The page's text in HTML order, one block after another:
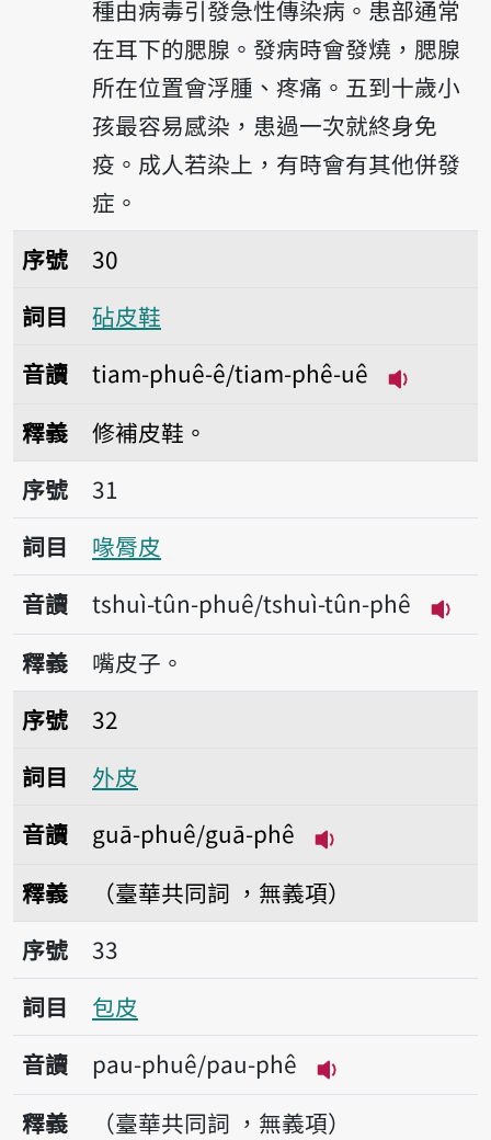
種由病毒引發急性傳染病。患部通常
在耳下的腮腺。發病時會發燒，腮腺
所在位置會浮腫、疼痛。五到十歲小
孩最容易感染，患過一次就終身免
疫。成人若染上，有時會有其他併發
症。
序號30砧皮鞋
序號
30
詞目
砧皮鞋
音讀
tiam-phuê-ê/tiam-phê-uê
釋義
修補皮鞋。
序號31喙脣皮
序號
31
詞目
喙脣皮
音讀
tshuì-tûn-phuê/tshuì-tûn-phê
播
釋義
嘴皮子。
序號32外皮
序號
32
詞目
外皮
音讀
guā-phuê/guā-phê
釋義
（臺華共同詞 ，無義項）
序號33包皮
序號
33
詞目
包皮
音讀
pau-phuê/pau-phê
播放音讀pau-
釋義 （臺華共同詞 ，無義項）